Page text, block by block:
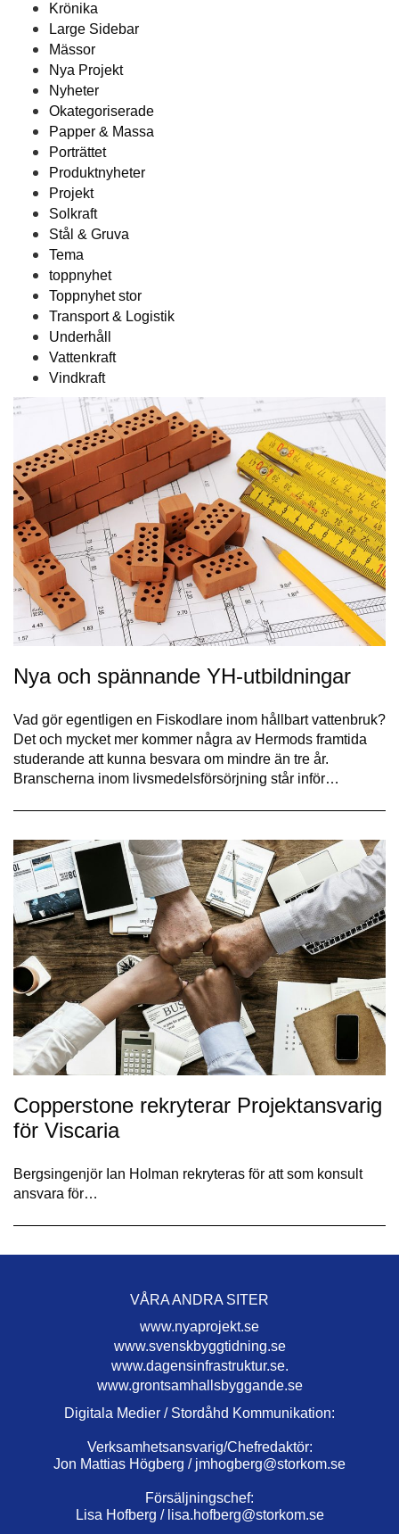
Krönika
Large Sidebar
Mässor
Nya Projekt
Nyheter
Okategoriserade
Papper & Massa
Porträttet
Produktnyheter
Projekt
Solkraft
Stål & Gruva
Tema
toppnyhet
Toppnyhet stor
Transport & Logistik
Underhåll
Vattenkraft
Vindkraft
Nya och spännande YH-utbildningar
Vad gör egentligen en Fiskodlare inom hållbart vattenbruk?
Det och mycket mer kommer några av Hermods framtida
studerande att kunna besvara om mindre än tre år.
Branscherna inom livsmedelsförsörjning står inför…
Copperstone rekryterar Projektansvarig
för Viscaria
Bergsingenjör Ian Holman rekryteras för att som konsult
ansvara för…
VÅRA ANDRA SITER
www.nyaprojekt.se
www.svenskbyggtidning.se
www.dagensinfrastruktur.se.
www.grontsamhallsbyggande.se
Digitala Medier / Stordåhd Kommunikation:
Verksamhetsansvarig/Chefredaktör:
Jon Mattias Högberg / jmhogberg@storkom.se
Försäljningschef:
Lisa Hofberg / lisa.hofberg@storkom.se